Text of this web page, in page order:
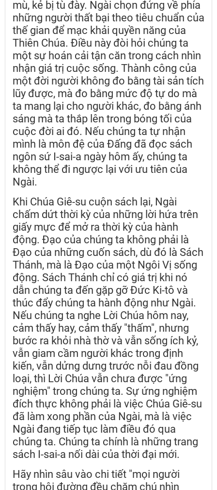
mù, kẻ bị tù đày. Ngài chọn đứng về phía
những người thất bại theo tiêu chuẩn của
thế gian để mạc khải quyền năng của
Thiên Chúa. Điều này đòi hỏi chúng ta
một sự hoán cải tận căn trong cách nhìn
nhận giá trị cuộc sống. Thành công của
một đời người không đo bằng tài sản tích
lũy được, mà đo bằng mức độ tự do mà
ta mang lại cho người khác, đo bằng ánh
sáng mà ta thắp lên trong bóng tối của
cuộc đời ai đó. Nếu chúng ta tự nhận
mình là môn đệ của Đấng đã đọc sách
ngôn sứ I-sai-a ngày hôm ấy, chúng ta
không thể đi ngược lại với ưu tiên của
Ngài.
Khi Chúa Giê-su cuộn sách lại, Ngài
chấm dứt thời kỳ của những lời hứa trên
giấy mực để mở ra thời kỳ của hành
động. Đạo của chúng ta không phải là
Đạo của những cuốn sách, dù đó là Sách
Thánh, mà là Đạo của một Ngôi Vị sống
động. Sách Thánh chỉ có giá trị khi nó
dẫn chúng ta đến gặp gỡ Đức Ki-tô và
thúc đẩy chúng ta hành động như Ngài.
Nếu chúng ta nghe Lời Chúa hôm nay,
cảm thấy hay, cảm thấy "thấm", nhưng
bước ra khỏi nhà thờ và vẫn sống ích kỷ,
vẫn giam cầm người khác trong định
kiến, vẫn dửng dưng trước nỗi đau đồng
loại, thì Lời Chúa vẫn chưa được "ứng
nghiệm" trong chúng ta. Sự ứng nghiệm
đích thực không phải là việc Chúa Giê-su
đã làm xong phần của Ngài, mà là việc
Ngài đang tiếp tục làm điều đó qua
chúng ta. Chúng ta chính là những trang
sách I-sai-a nối dài của thời đại mới.
Hãy nhìn sâu vào chi tiết "mọi người
trong hội đường đều chăm chú nhìn